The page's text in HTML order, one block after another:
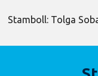
Stamboll: Tolga